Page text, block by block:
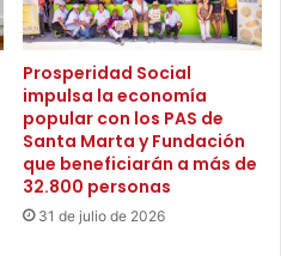
Prosperidad Social
impulsa la economía
popular con los PAS de
Santa Marta y Fundación
que beneficiarán a más de
32.800 personas
31 de julio de 2026